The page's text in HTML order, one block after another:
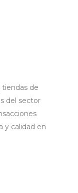
tiendas de
del sector
y calidad en